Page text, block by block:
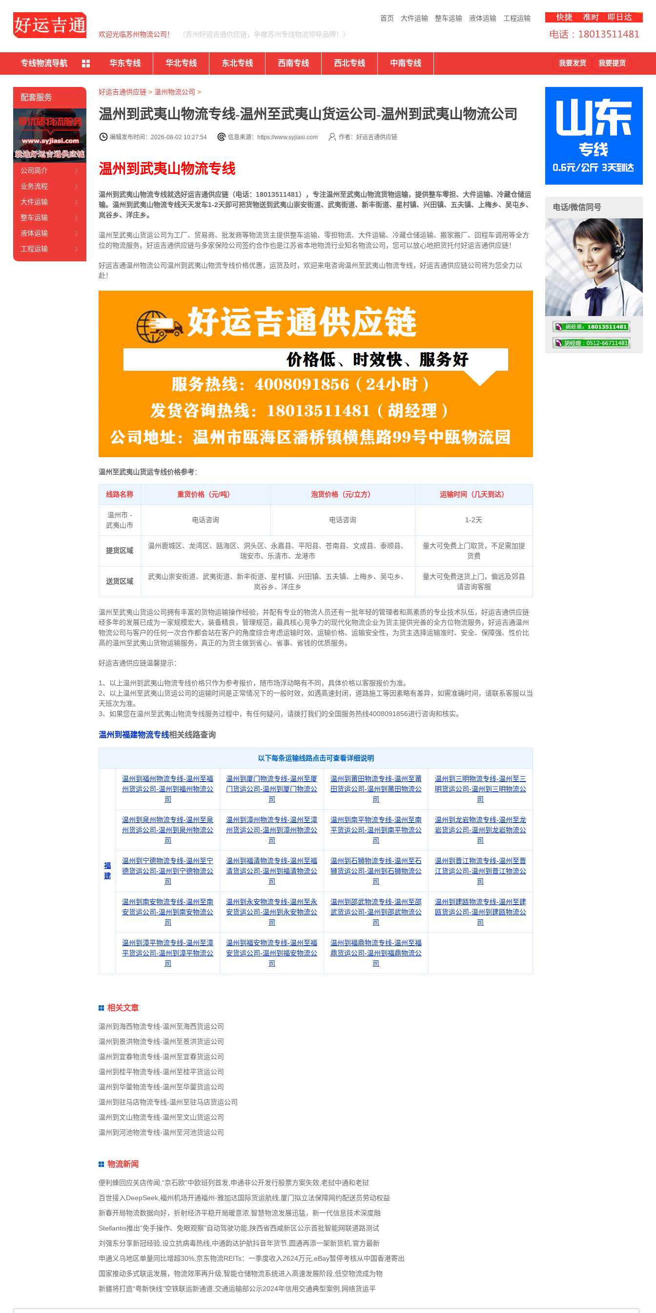
首页 大件运输 整车运输 液体运输 工程运输
欢迎光临苏州物流公司！ （苏州好运吉通供应链，争做苏州专线物流领导品牌！）
专线物流导航 华东专线 华北专线 东北专线 西南专线 西北专线 中南专线 我要发货 我要提货
好运吉通供应链> 温州物流公司 >
温州到武夷山物流专线-温州至武夷山货运公司-温州到武夷山物流公司
编辑发布时间：2026-08-02 10:27:54 信息来源：https://www.syjiasi.com 作者：好运吉通供应链
温州到武夷山物流专线
温州到武夷山物流专线就选好运吉通供应链（电话：18013511481），专注温州至武夷山物流货物运输，提供整车零担、大件运输、冷藏仓储运
输。温州到武夷山物流专线天天发车1-2天即可把货物送到武夷山崇安街道、武夷街道、新丰街道、星村镇、兴田镇、五夫镇、上梅乡、吴屯乡、
岚谷乡、洋庄乡。
温州至武夷山货运公司为工厂、贸易商、批发商等物流货主提供整车运输、零担物流、大件运输、冷藏仓储运输、搬家搬厂、回程车调用等全方
位的物流服务。好运吉通供应链与多家保险公司签约合作也是江苏省本地物流行业知名物流公司，您可以放心地把货托付好运吉通供应链！
好运吉通温州物流公司温州到武夷山物流专线价格优惠，运货及时，欢迎来电咨询温州至武夷山物流专线，好运吉通供应链公司将为您全力以
赴！
温州至武夷山货运专线价格参考：
线路名称 重货价格（元/吨） 泡货价格（元/立方） 运输时间（几天到达）
温州市 -
武夷山市
电话咨询 电话咨询 1-2天
提货区域
温州鹿城区、龙湾区、瓯海区、洞头区、永嘉县、平阳县、苍南县、文成县、泰顺县、
瑞安市、乐清市、龙港市
量大可免费上门取货，不足需加提
货费
送货区域
武夷山崇安街道、武夷街道、新丰街道、星村镇、兴田镇、五夫镇、上梅乡、吴屯乡、
岚谷乡、洋庄乡
量大可免费送货上门，偏远及郊县
请咨询客服
温州至武夷山货运公司拥有丰富的货物运输操作经验，并配有专业的物流人员还有一批年轻的管理者和高素质的专业技术队伍，好运吉通供应链
经多年的发展已成为一家规模宏大，装备精良，管理规范，最具核心竞争力的现代化物流企业为货主提供完善的全方位物流服务，好运吉通温州
物流公司与客户的任何一次合作都会站在客户的角度综合考虑运输时效、运输价格、运输安全性，为货主选择运输准时、安全、保障强、性价比
高的温州至武夷山货物运输服务，真正的为货主做到省心、省事、省钱的优质服务。
好运吉通供应链温馨提示：
1、以上温州到武夷山物流专线价格只作为参考报价，随市场浮动略有不同，具体价格以客服报价为准。
2、以上温州 至武夷山货运公司的运输时间是正常情况下的一般时效，如遇高速封闭，道路施工等因素略有差异，如需准确时间，请联系客服以当
天班次为准。
3、如果您在温州 至武夷山物流专线服务过程中，有任何疑问，请拨打我们的全国服务热线4008091856进行咨询和核实。
温州到福建物流专线相关线路查询
以下每条运输线路点击可查看详细说明
福
建
温州到福州物流专线-温州至福
州货运公司-温州到福州物流公
司
温州到厦门物流专线-温州至厦
门货运公司-温州到厦门物流公
司
温州到莆田物流专线-温州至莆
田货运公司-温州到莆田物流公
司
温州到三明物流专线-温州至三
明货运公司-温州到三明物流公
司
温州到泉州物流专线-温州至泉
州货运公司-温州到泉州物流公
司
温州到漳州物流专线-温州至漳
州货运公司-温州到漳州物流公
司
温州到南平物流专线-温州至南
平货运公司-温州到南平物流公
司
温州到龙岩物流专线-温州至龙
岩货运公司-温州到龙岩物流公
司
温州到宁德物流专线-温州至宁
德货运公司-温州到宁德物流公
司
温州到福清物流专线-温州至福
清货运公司-温州到福清物流公
司
温州到石狮物流专线-温州至石
狮货运公司-温州到石狮物流公
司
温州到晋江物流专线-温州至晋
江货运公司-温州到晋江物流公
司
温州到南安物流专线-温州至南
安货运公司-温州到南安物流公
司
温州到永安物流专线-温州至永
安货运公司-温州到永安物流公
司
温州到邵武物流专线-温州至邵
武货运公司-温州到邵武物流公
司
温州到建瓯物流专线-温州至建
瓯货运公司-温州到建瓯物流公
司
温州到漳平物流专线-温州至漳
平货运公司-温州到漳平物流公
司
温州到福安物流专线-温州至福
安货运公司-温州到福安物流公
司
温州到福鼎物流专线-温州至福
鼎货运公司-温州到福鼎物流公
司
相关文章
温州到海西物流专线-温州至海西货运公司
温州到景洪物流专线-温州至景洪货运公司
温州到宜春物流专线-温州至宜春货运公司
温州到桂平物流专线-温州至桂平货运公司
温州到华蓥物流专线-温州至华蓥货运公司
温州到驻马店物流专线-温州至驻马店货运公司
温州到文山物流专线-温州至文山货运公司
温州到河池物流专线-温州至河池货运公司
物流新闻
便利蜂回应关店传闻,“京石欧”中欧班列首发,申通非公开发行股票方案失效,老挝中通和老挝
百世接入DeepSeek,福州机场开通福州-雅加达国际货运航线,厦门拟立法保障网约配送员劳动权益
新春开局物流数据向好，折射经济平稳开局暖意浓,智慧物流发展迅猛，新一代信息技术深度融
Stellantis推出“免手操作、免眼观察”自动驾驶功能,陕西省西咸新区公示首批智能网联道路测试
刘强东分享新冠经验,设立抗病毒热线,中通韵达护航抖音年货节,圆通再添一架新货机,官方最新
申通义乌地区单量同比增超30%,京东物流REITs：一季度收入2624万元,eBay暂停考核从中国香港寄出
国家推动多式联运发展，物流效率再升级,智能仓储物流系统进入高速发展阶段,低空物流成为物
新疆将打造“粤新快线”空铁联运新通道,交通运输部公示2024年信用交通典型案例,网络货运平
配套服务
公司简介
业务流程
大件运输
整车运输
液体运输
工程运输
电话/微信同号